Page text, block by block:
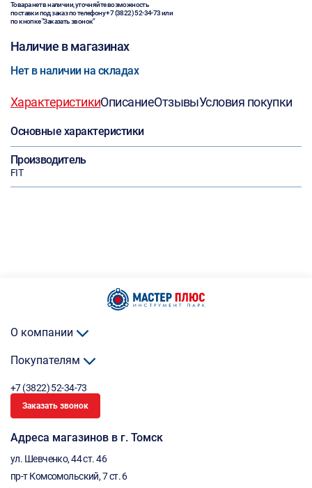
Товара нет в наличии, уточняйте возможность
поставки под заказ по телефону+7 (3822) 52-34-73или
по кнопке "Заказать звонок"
Наличие в магазинах
Нет в наличии на складах
ХарактеристикиОписаниеОтзывыУсловия покупки
Основные характеристики
Производитель
FIT
О компании
Покупателям
+7 (3822) 52-34-73
Заказать звонок
Адреса магазинов в г. Томск
ул. Шевченко, 44 ст. 46
пр-т Комсомольский, 7 ст. 6